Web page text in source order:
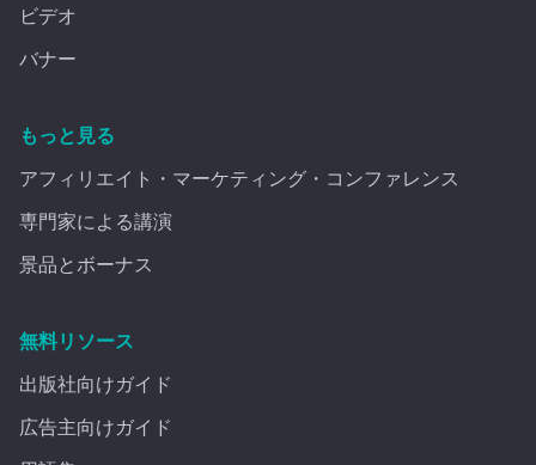
ビデオ
バナー
もっと見る
アフィリエイト・マーケティング・コンファレンス
専門家による講演
景品とボーナス
無料リソース
出版社向けガイド
広告主向けガイド